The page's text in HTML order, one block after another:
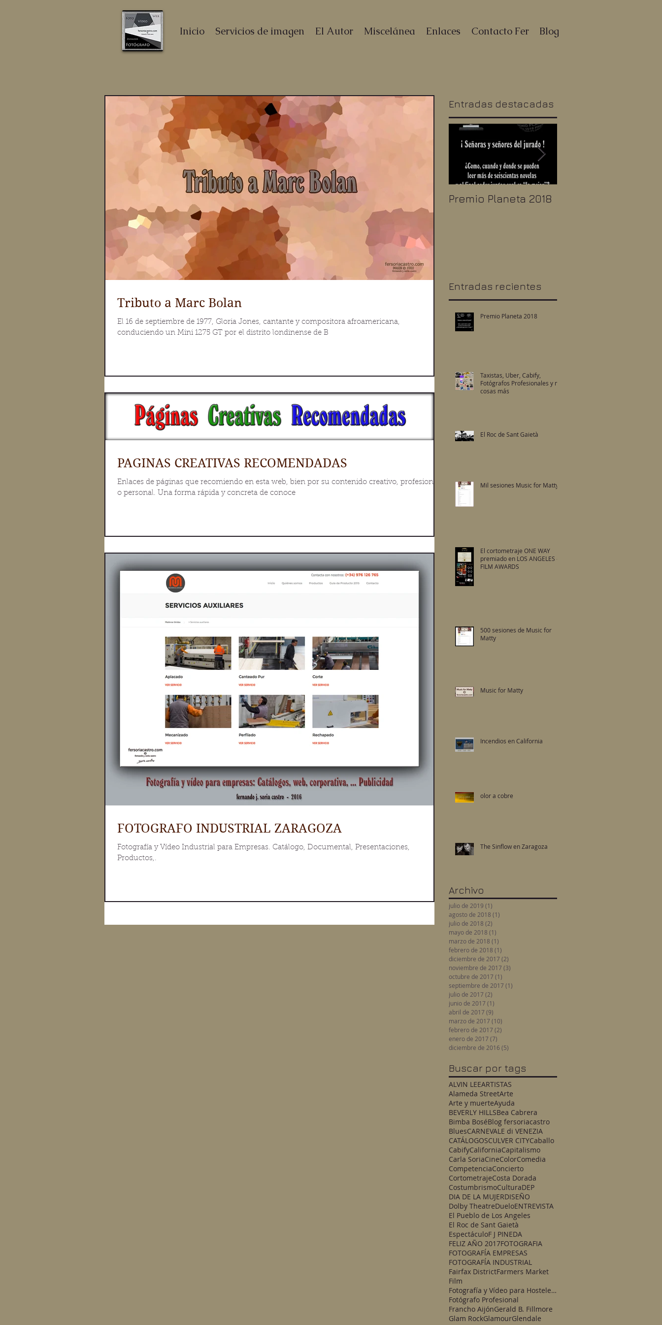
fotógrafo
profesional
Inicio Servicios de imagen El Autor Miscelánea Enlaces Contacto Fer Blog
Tributo a Marc Bolan
El 16 de septiembre de 1977, Gloria Jones, cantante y compositora afroamericana,
conduciendo un Mini 1275 GT por el distrito londinense de B
PAGINAS CREATIVAS RECOMENDADAS
Enlaces de páginas que recomiendo en esta web, bien por su contenido creativo, profesional
o personal. Una forma rápida y concreta de conoce
FOTOGRAFO INDUSTRIAL ZARAGOZA
Fotografía y Vídeo Industrial para Empresas. Catálogo, Documental, Presentaciones,
Productos,.
Entradas destacadas
Premio Planeta 2018
Entradas recientes
Premio Planeta 2018
Taxistas, Uber, Cabify,
Fotógrafos Profesionales y mil
cosas más
El Roc de Sant Gaietà
Mil sesiones Music for Matty
El cortometraje ONE WAY
premiado en LOS ANGELES -
FILM AWARDS
500 sesiones de Music for
Matty
Music for Matty
Incendios en California
olor a cobre
The Sinflow en Zaragoza
Archivo
julio de 2019 (1)
agosto de 2018 (1)
julio de 2018 (2)
mayo de 2018 (1)
marzo de 2018 (1)
febrero de 2018 (1)
diciembre de 2017 (2)
noviembre de 2017 (3)
octubre de 2017 (1)
septiembre de 2017 (1)
julio de 2017 (2)
junio de 2017 (1)
abril de 2017 (9)
marzo de 2017 (10)
febrero de 2017 (2)
enero de 2017 (7)
diciembre de 2016 (5)
Buscar por tags
ALVIN LEEARTISTAS
Alameda StreetArte
Arte y muerteAyuda
BEVERLY HILLSBea Cabrera
Bimba BoséBlog fersoriacastro
BluesCARNEVALE di VENEZIA
CATÁLOGOSCULVER CITYCaballo
CabifyCaliforniaCapitalismo
Carla SoriaCineColorComedia
CompetenciaConcierto
CortometrajeCosta Dorada
CostumbrismoCulturaDEP
DIA DE LA MUJERDISEÑO
Dolby TheatreDueloENTREVISTA
El Pueblo de Los Angeles
El Roc de Sant Gaietà
EspectáculoF J PINEDA
FELIZ AÑO 2017FOTOGRAFIA
FOTOGRAFÍA EMPRESAS
FOTOGRAFÍA INDUSTRIAL
Fairfax DistrictFarmers Market
Film
Fotografía y Vídeo para Hostelería
Fotógrafo Profesional
Francho AijónGerald B. Fillmore
Glam RockGlamourGlendale